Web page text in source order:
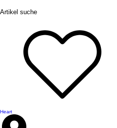
Artikel suche
Heart